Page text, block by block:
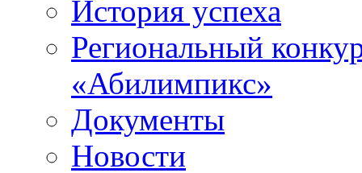
История успеха
Региональный
«Абилимпикс»
Документы
Новости